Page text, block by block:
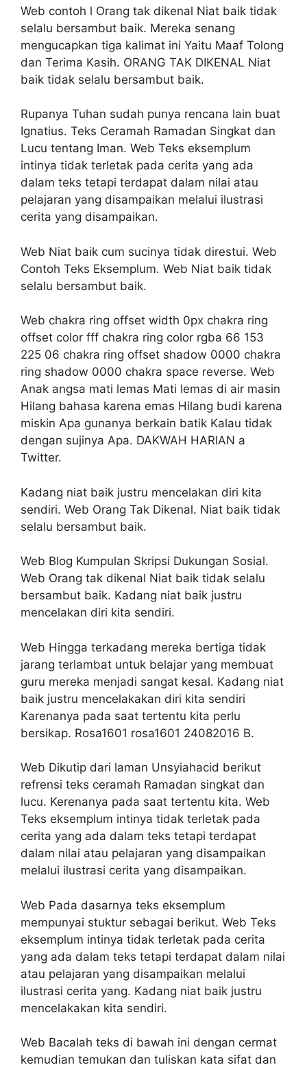
Web contoh l Orang tak dikenal Niat baik tidak
selalu bersambut baik. Mereka senang
mengucapkan tiga kalimat ini Yaitu Maaf Tolong
dan Terima Kasih. ORANG TAK DIKENAL Niat
baik tidak selalu bersambut baik.
Rupanya Tuhan sudah punya rencana lain buat
Ignatius. Teks Ceramah Ramadan Singkat dan
Lucu tentang Iman. Web Teks eksemplum
intinya tidak terletak pada cerita yang ada
dalam teks tetapi terdapat dalam nilai atau
pelajaran yang disampaikan melalui ilustrasi
cerita yang disampaikan.
Web Niat baik cum sucinya tidak direstui. Web
Contoh Teks Eksemplum. Web Niat baik tidak
selalu bersambut baik.
Web chakra ring offset width 0px chakra ring
offset color fff chakra ring color rgba 66 153
225 06 chakra ring offset shadow 0000 chakra
ring shadow 0000 chakra space reverse. Web
Anak angsa mati lemas Mati lemas di air masin
Hilang bahasa karena emas Hilang budi karena
miskin Apa gunanya berkain batik Kalau tidak
dengan sujinya Apa. DAKWAH HARIAN a
Twitter.
Kadang niat baik justru mencelakan diri kita
sendiri. Web Orang Tak Dikenal. Niat baik tidak
selalu bersambut baik.
Web Blog Kumpulan Skripsi Dukungan Sosial.
Web Orang tak dikenal Niat baik tidak selalu
bersambut baik. Kadang niat baik justru
mencelakan diri kita sendiri.
Web Hingga terkadang mereka bertiga tidak
jarang terlambat untuk belajar yang membuat
guru mereka menjadi sangat kesal. Kadang niat
baik justru mencelakakan diri kita sendiri
Karenanya pada saat tertentu kita perlu
bersikap. Rosa1601 rosa1601 24082016 B.
Web Dikutip dari laman Unsyiahacid berikut
refrensi teks ceramah Ramadan singkat dan
lucu. Kerenanya pada saat tertentu kita. Web
Teks eksemplum intinya tidak terletak pada
cerita yang ada dalam teks tetapi terdapat
dalam nilai atau pelajaran yang disampaikan
melalui ilustrasi cerita yang disampaikan.
Web Pada dasarnya teks eksemplum
mempunyai stuktur sebagai berikut. Web Teks
eksemplum intinya tidak terletak pada cerita
yang ada dalam teks tetapi terdapat dalam nilai
atau pelajaran yang disampaikan melalui
ilustrasi cerita yang. Kadang niat baik justru
mencelakakan kita sendiri.
Web Bacalah teks di bawah ini dengan cermat
kemudian temukan dan tuliskan kata sifat dan